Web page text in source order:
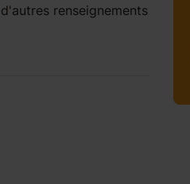
renseignements